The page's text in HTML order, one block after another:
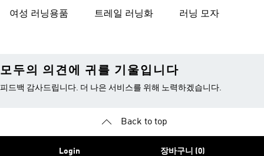
여성 러닝용품 트레일 러닝화 러닝 모자
모두의 의견에 귀를 기울입니다
피드백 감사드립니다. 더 나은 서비스를 위해 노력하겠습니다.
Back to top
Login 장바구니 (0)